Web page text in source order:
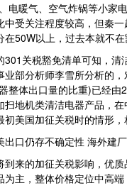
暖气、空气炸锅等小家电
中受关注程度较高，但秦
在50W以上，过去本就不
关税豁免清单可知，清
业部分析师李雪所分析的
整体出口量的比重)已经由
扫地机类清洁电器产品，
初美国加征关税时的情形
口仍存不确定性 海外建厂
的加征关税影响，优质
为主，整体价格定位中高